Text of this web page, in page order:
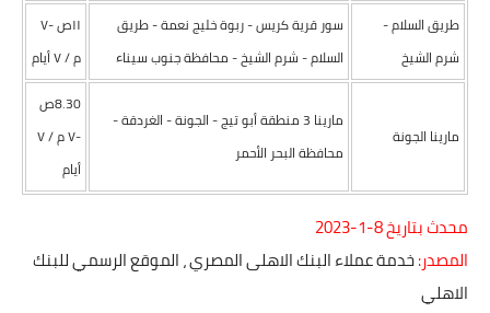
طريق السلام -
شرم الشيخ
سور قرية كريس - ربوة خليج نعمة - طريق
السلام - شرم الشيخ - محافظة جنوب سيناء
١١ص -۷
م / ۷ أيام
مارينا الجونة
مارينا 3 منطقة أبو تيج - الجونة - الغردقة -
محافظة البحر الأحمر
8.30ص
-۷ م / ۷
أيام
محدث بتاريخ 8-1-2023
المصدر:خدمة عملاء البنك الاهلى المصري ،الموقع الرسمي للبنك
الاهلي